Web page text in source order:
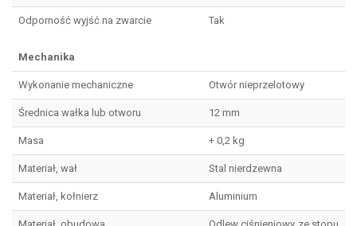
Odporność wyjść na zwarcie Tak
Mechanika
Wykonanie mechaniczne Otwór nieprzelotowy
Średnica wałka lub otworu 12 mm
Masa + 0,2 kg
Materiał, wał Stal nierdzewna
Materiał, kołnierz Aluminium